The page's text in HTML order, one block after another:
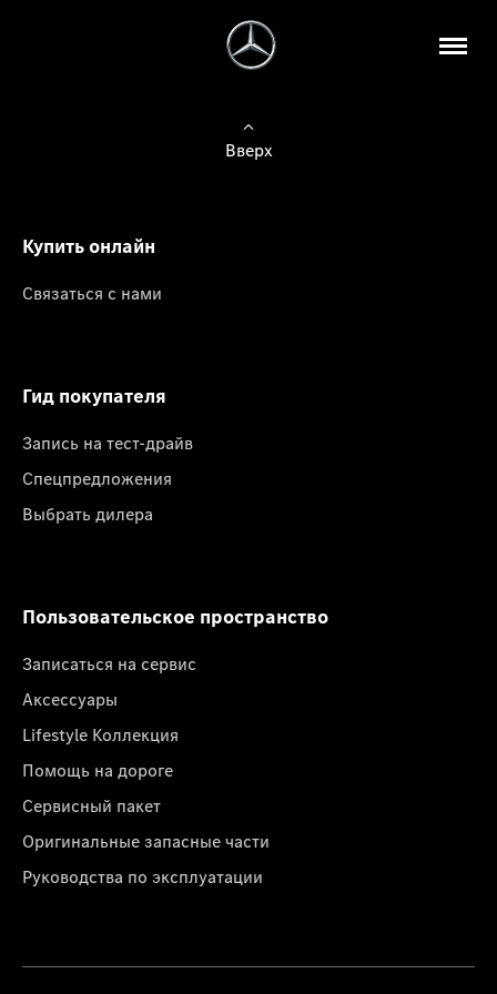
Вверх
Купить онлайн
Связаться с нами
Гид покупателя
Запись на тест-драйв
Спецпредложения
Выбрать дилера
Пользовательское пространство
Записаться на сервис
Аксессуары
Lifestyle Коллекция
Помощь на дороге
Сервисный пакет
Оригинальные запасные части
Руководства по эксплуатации